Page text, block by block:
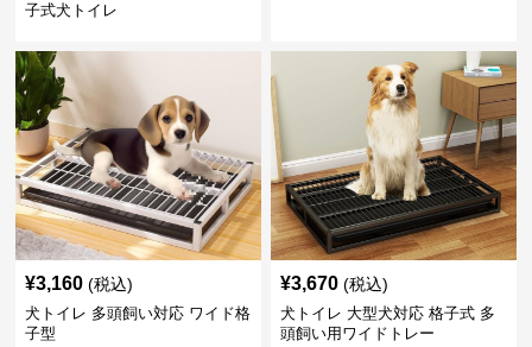
子式犬トイレ
¥3,160 (税込)
犬トイレ 多頭飼い対応 ワイド格
子型
¥3,670 (税込)
犬トイレ 大型犬対応 格子式 多
頭飼い用ワイドトレー